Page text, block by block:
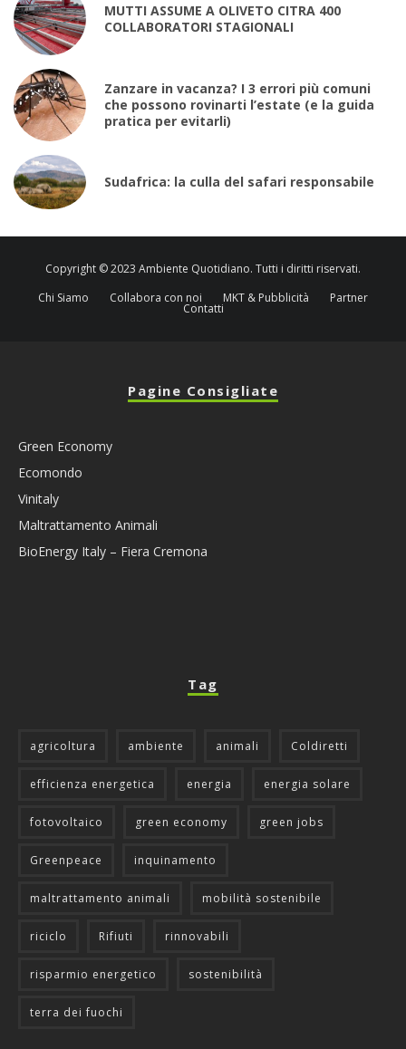
MUTTI ASSUME A OLIVETO CITRA 400
COLLABORATORI STAGIONALI
Zanzare in vacanza? I 3 errori più comuni
che possono rovinarti l’estate (e la guida
pratica per evitarli)
Sudafrica: la culla del safari responsabile
Copyright © 2023 Ambiente Quotidiano. Tutti i diritti riservati.
Chi Siamo
Collabora con noi MKT & Pubblicità Partner
Contatti
Pagine Consigliate
Green Economy
Ecomondo
Vinitaly
Maltrattamento Animali
BioEnergy Italy – Fiera Cremona
Tag
agricoltura ambiente animali Coldiretti
efficienza energetica energia energia solare
fotovoltaico green economy green jobs
Greenpeace inquinamento
maltrattamento animali mobilità sostenibile
riciclo Rifiuti rinnovabili
risparmio energetico sostenibilità
terra dei fuochi